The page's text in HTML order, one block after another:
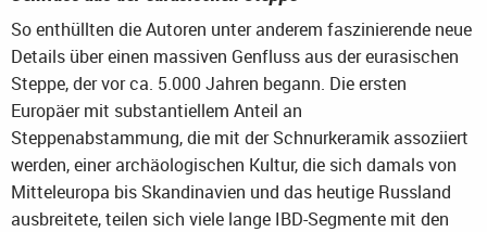
So enthüllten die Autoren unter anderem faszinierende neue
Details über einen massiven Genfluss aus der eurasischen
Steppe, der vor ca. 5.000 Jahren begann. Die ersten
Europäer mit substantiellem Anteil an
Steppenabstammung, die mit der Schnurkeramik assoziiert
werden, einer archäologischen Kultur, die sich damals von
Mitteleuropa bis Skandinavien und das heutige Russland
ausbreitete, teilen sich viele lange IBD-Segmente mit den